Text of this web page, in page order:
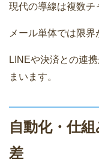
現代の導線は複数チ
メール単体では限界
LINEや決済との連
まいます。
自動化・仕
差